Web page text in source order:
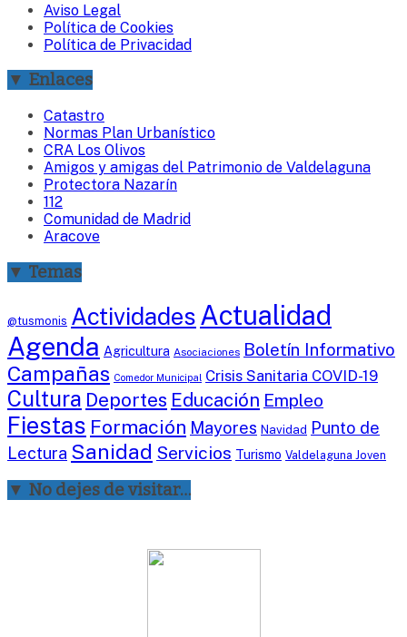
Aviso Legal
Política de Cookies
Política de Privacidad
▼ Enlaces
Catastro
Normas Plan Urbanístico
CRA Los Olivos
Amigos y amigas del Patrimonio de Valdelaguna
Protectora Nazarín
112
Comunidad de Madrid
Aracove
▼ Temas
@tusmonis ActividadesActualidad
Agenda Agricultura Asociaciones Boletín Informativo
Campañas Comedor Municipal Crisis Sanitaria COVID-19
Cultura Deportes Educación Empleo
Fiestas Formación Mayores Navidad Punto de
Lectura Sanidad Servicios Turismo Valdelaguna Joven
▼ No dejes de visitar…